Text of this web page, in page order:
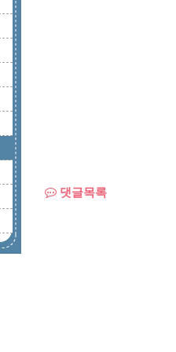
댓글목록